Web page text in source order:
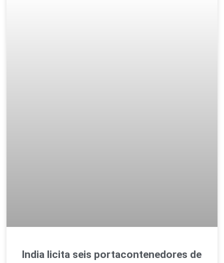
India licita seis portacontenedores de